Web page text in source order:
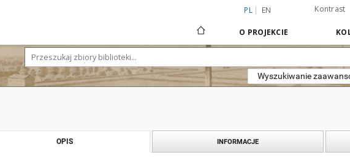
PL EN Kontrast
O PROJEKCIE
Wyszukiwanie
OPIS INFORMACJE